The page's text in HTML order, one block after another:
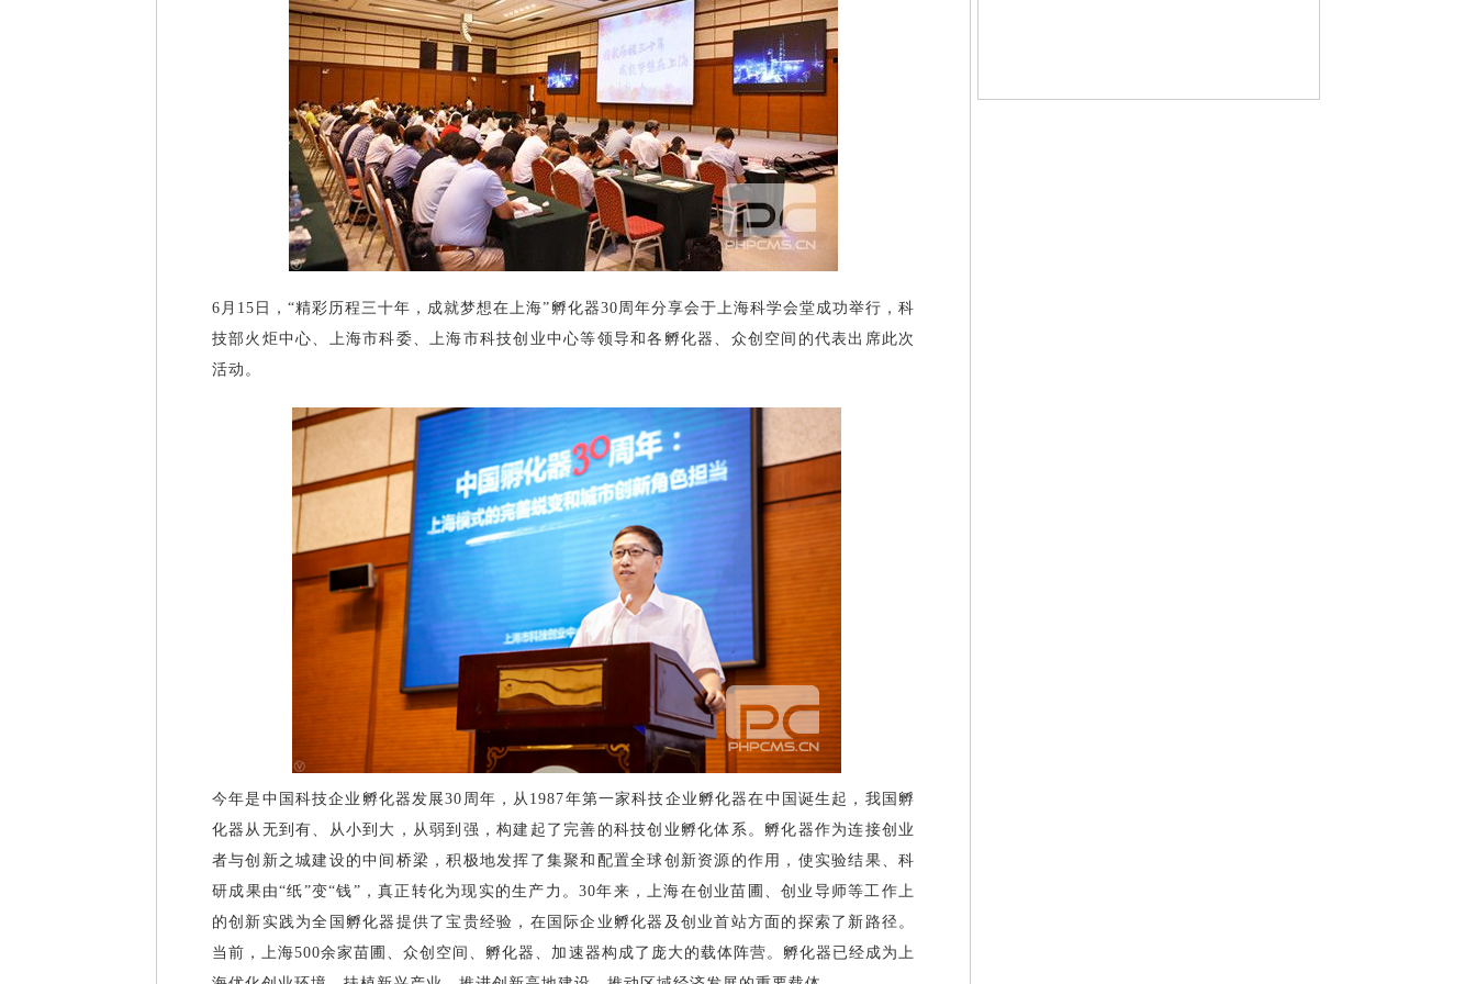
6月15日，“精彩历程三十年，成就梦想在上海”孵化器30周年分享会于上海科学会堂成功举行，科
技部火炬中心、上海市科委、上海市科技创业中心等领导和各孵化器、众创空间的代表出席此次
活动。
今年是中国科技企业孵化器发展30周年，从1987年第一家科技企业孵化器在中国诞生起，我国孵
化器从无到有、从小到大，从弱到强，构建起了完善的科技创业孵化体系。孵化器作为连接创业
者与创新之城建设的中间桥梁，积极地发挥了集聚和配置全球创新资源的作用，使实验结果、科
研成果由“纸”变“钱”，真正转化为现实的生产力。30年来，上海在创业苗圃、创业导师等工作上
的创新实践为全国孵化器提供了宝贵经验，在国际企业孵化器及创业首站方面的探索了新路径。
当前，上海500余家苗圃、众创空间、孵化器、加速器构成了庞大的载体阵营。孵化器已经成为上